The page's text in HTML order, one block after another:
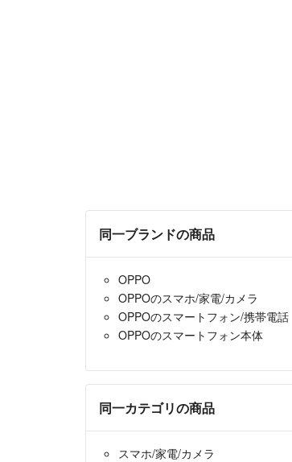
同一ブランドの商品
OPPO
OPPOのスマホ/家電/カメラ
OPPOのスマートフォン/携帯電話
OPPOのスマートフォン本体
同一カテゴリの商品
スマホ/家電/カメラ